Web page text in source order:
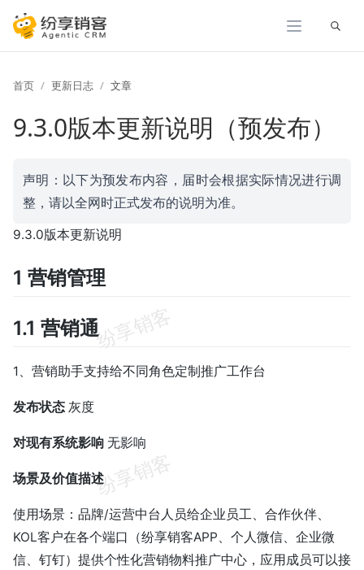
展开
首页 更新日志 文章
9.3.0版本更新说明（预发布）
声明：以下为预发布内容，届时会根据实际情况进行调
整，请以全网时正式发布的说明为准。
9.3.0版本更新说明
1 营销管理
1.1 营销通
1、营销助手支持给不同角色定制推广工作台
发布状态 灰度
对现有系统影响 无影响
场景及价值描述
使用场景：品牌/运营中台人员给企业员工、合作伙伴、
KOL客户在各个端口（纷享销客APP、个人微信、企业微
信、钉钉）提供个性化营销物料推广中心，应用成员可以接